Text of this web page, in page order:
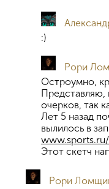
:)
Рори
Остроумно,
Представляю,
очерков, так
Лет 5 назад
вылилось в
Этот скетч
Рори